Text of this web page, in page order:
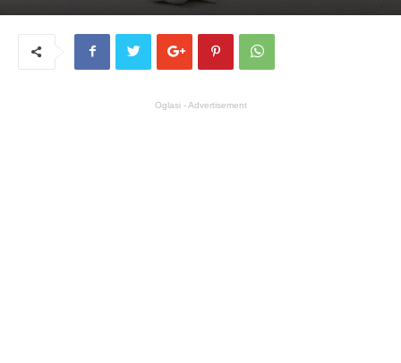
Oglasi - Advertisement